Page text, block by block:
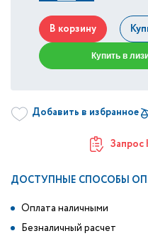
В корзину
Купить в
Добавить в избранное
Запрос
ДОСТУПНЫЕ СПОСОБЫ
Оплата наличными
Безналичный расчет